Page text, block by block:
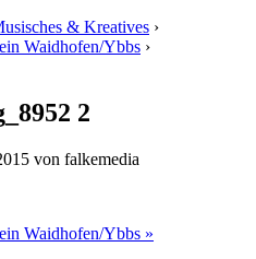
& Kreatives ›
Waidhofen/Ybbs ›
2
von falkemedia
Waidhofen/Ybbs »